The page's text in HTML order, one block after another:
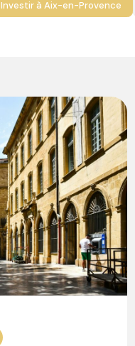
Investir à Aix-en-Provence